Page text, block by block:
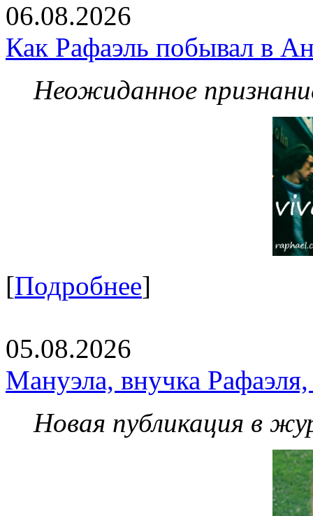
06.08.2026
Как Рафаэль побывал в
Неожиданное
[Подробнее]
05.08.2026
Мануэла, внучка
Новая публикация в